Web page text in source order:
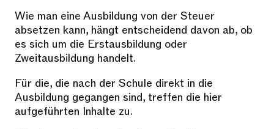
Wie man eine Ausbildung von der Steuer
absetzen kann, hängt entscheidend davon ab, ob
es sich um die Erstausbildung oder
Zweitausbildung handelt.
Für die, die nach der Schule direkt in die
Ausbildung gegangen sind, treffen die hier
aufgeführten Inhalte zu.